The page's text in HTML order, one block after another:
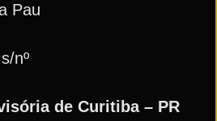
Pau
nº
de Curitiba – PR